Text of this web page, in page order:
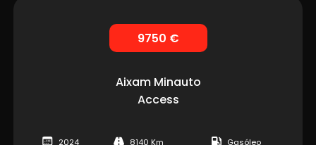
9750 €
AixamMinauto
Access
2024 8140 Km Gasóleo